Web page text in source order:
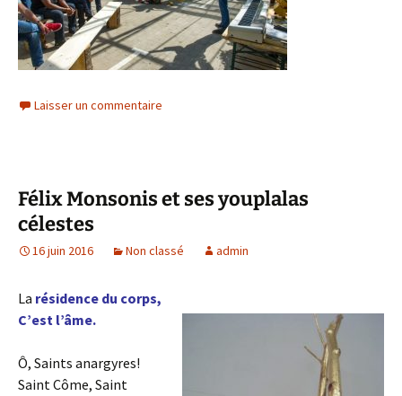
Laisser un commentaire
Félix Monsonis et ses youplalas
célestes
16 juin 2016 Non classé admin
La résidence du corps,
C’est l’âme.
Ô, Saints anargyres!
Saint Côme, Saint